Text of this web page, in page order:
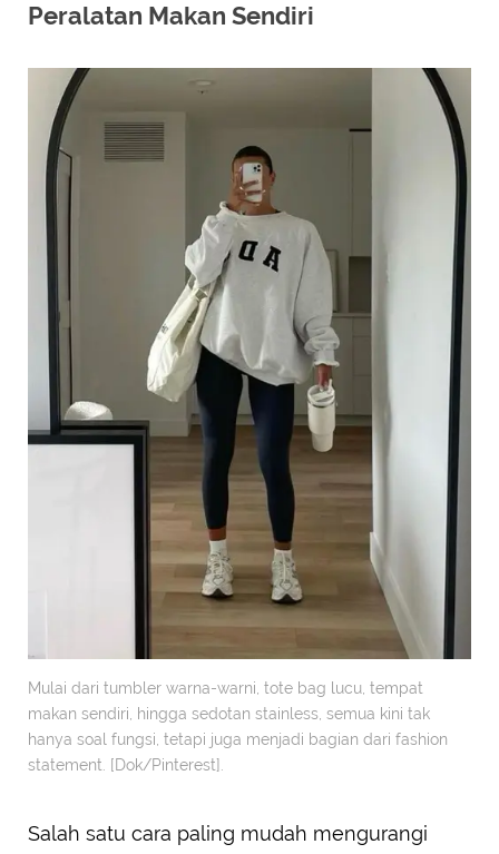
Peralatan Makan Sendiri
Mulai dari tumbler warna-warni, tote bag lucu, tempat
makan sendiri, hingga sedotan stainless, semua kini tak
hanya soal fungsi, tetapi juga menjadi bagian dari fashion
statement. [Dok/Pinterest].
Salah satu cara paling mudah mengurangi